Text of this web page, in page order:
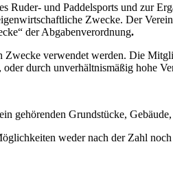
Ruder- und Paddelsports und zur
Zwecke. Der
der Abgabenverordnung.
Zwecke verwendet werden. Die
durch unverhältnismäßig hohe
gehörenden Grundstücke,
weder nach der Zahl